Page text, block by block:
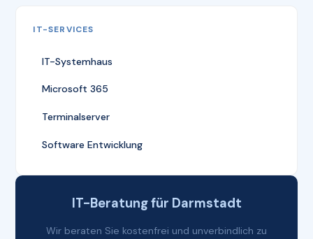
IT-SERVICES
IT-Systemhaus
Microsoft 365
Terminalserver
Software Entwicklung
IT-Beratung für Darmstadt
Wir beraten Sie kostenfrei und unverbindlich zu